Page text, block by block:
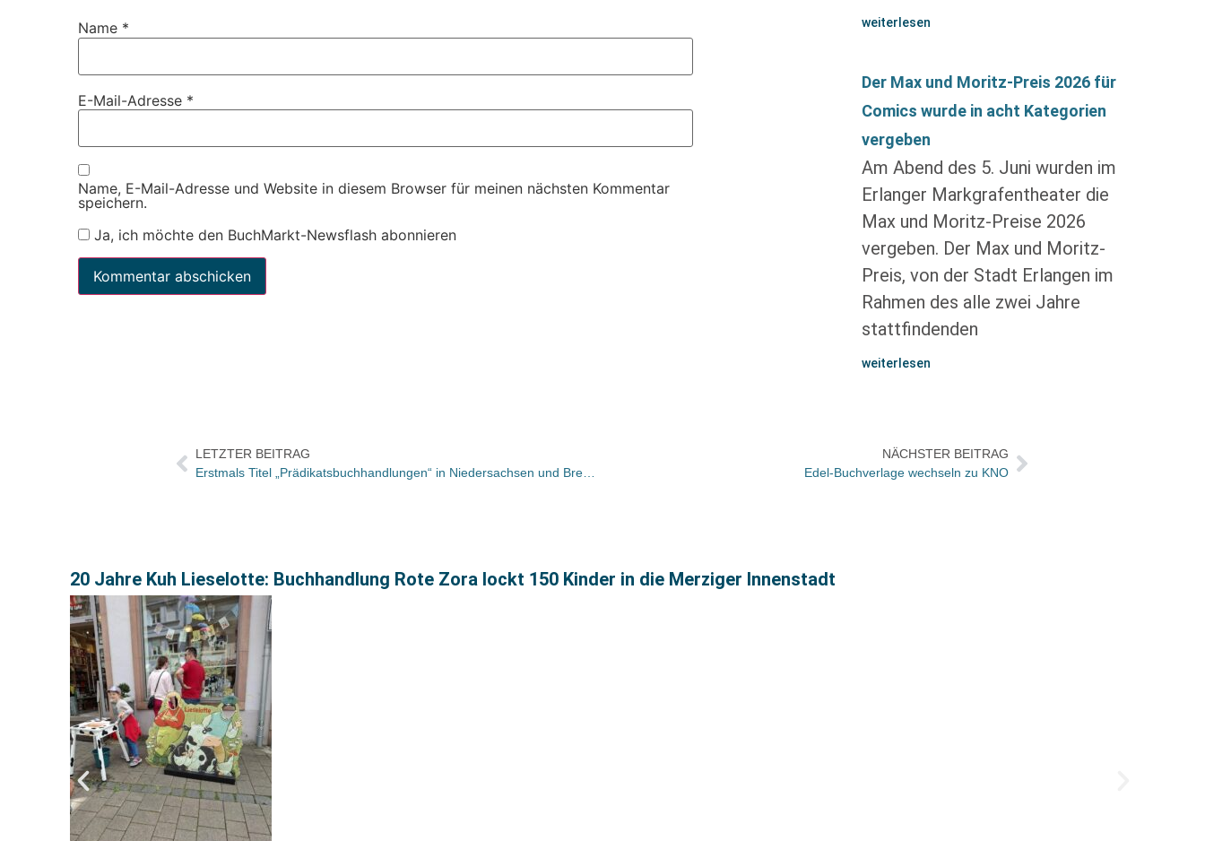
Name *
E-Mail-Adresse *
Name, E-Mail-Adresse und Website in diesem Browser für meinen nächsten Kommentar
speichern.
Ja, ich möchte den BuchMarkt-Newsflash abonnieren
weiterlesen
Der Max und Moritz-Preis 2026 für
Comics wurde in acht Kategorien
vergeben
Am Abend des 5. Juni wurden im
Erlanger Markgrafentheater die
Max und Moritz-Preise 2026
vergeben. Der Max und Moritz-
Preis, von der Stadt Erlangen im
Rahmen des alle zwei Jahre
stattfindenden
weiterlesen
LETZTER BEITRAG
NÄCHSTER BEITRAG
Edel-Buchverlage wechseln zu KNO
20 Jahre Kuh Lieselotte: Buchhandlung Rote Zora lockt 150 Kinder in die Merziger Innenstadt